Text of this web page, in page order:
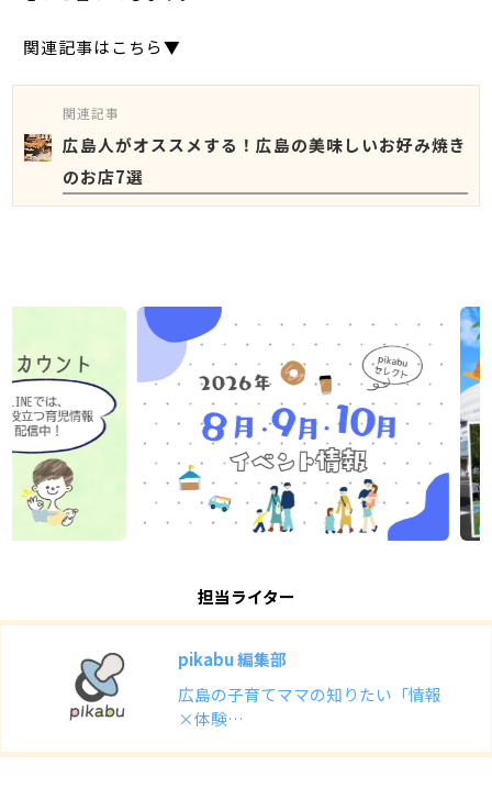
関連記事はこちら▼
関連記事
広島人がオススメする！広島の美味しいお好み焼き
のお店7選
担当ライター
pikabu 編集部
広島の子育てママの知りたい「情報
×体験…